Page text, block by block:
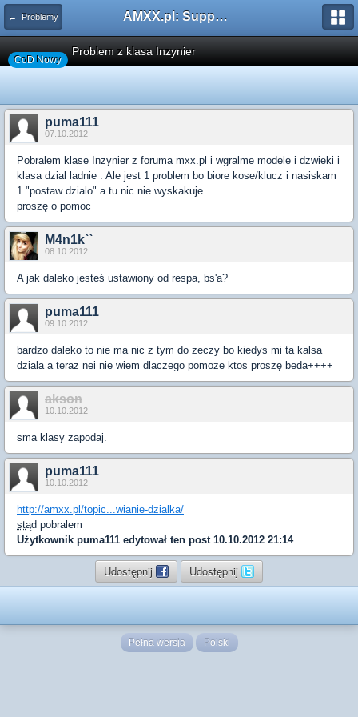
← Problemy AMXX.pl: Support AMX Mod X i SourceMod
CoD Nowy
Problem z klasa Inzynier
puma111
07.10.2012
Pobralem klase Inzynier z foruma mxx.pl i wgralme modele i dzwieki i
klasa dzial ladnie . Ale jest 1 problem bo biore kose/klucz i nasiskam
1 "postaw dzialo" a tu nic nie wyskakuje .
proszę o pomoc
M4n1k``
08.10.2012
A jak daleko jesteś ustawiony od respa, bs'a?
puma111
09.10.2012
bardzo daleko to nie ma nic z tym do zeczy bo kiedys mi ta kalsa
dziala a teraz nei nie wiem dlaczego pomoze ktos proszę beda++++
akson
10.10.2012
sma klasy zapodaj.
puma111
10.10.2012
http://amxx.pl/topic...wianie-dzialka/
stąd pobralem
Użytkownik puma111 edytował ten post 10.10.2012 21:14
Udostępnij Udostępnij
Pełna wersja Polski